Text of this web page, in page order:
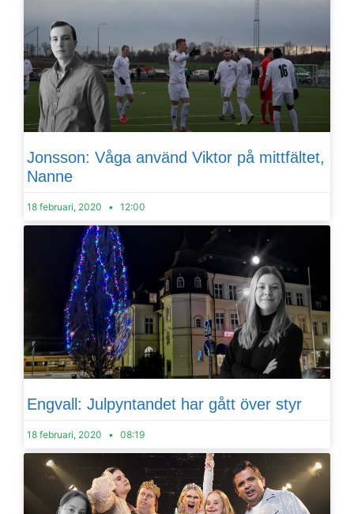
Jonsson: Våga använd Viktor på mittfältet,
Nanne
18 februari, 2020 12:00
Engvall: Julpyntandet har gått över styr
18 februari, 2020 08:19